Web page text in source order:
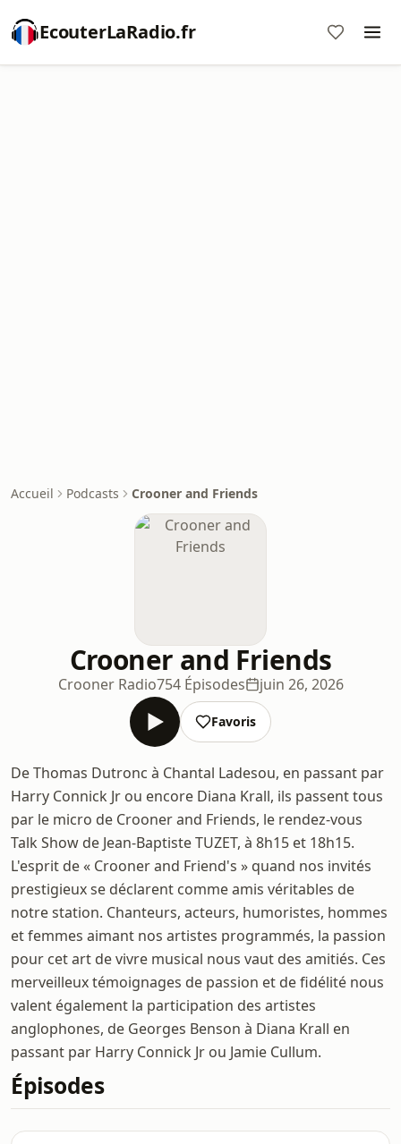
EcouterLaRadio.fr
Accueil Podcasts Crooner and Friends
Crooner and Friends
Crooner Radio754 Épisodes juin 26, 2026
Favoris
De Thomas Dutronc à Chantal Ladesou, en passant par
Harry Connick Jr ou encore Diana Krall, ils passent tous
par le micro de Crooner and Friends, le rendez-vous
Talk Show de Jean-Baptiste TUZET, à 8h15 et 18h15.
L'esprit de « Crooner and Friend's » quand nos invités
prestigieux se déclarent comme amis véritables de
notre station. Chanteurs, acteurs, humoristes, hommes
et femmes aimant nos artistes programmés, la passion
pour cet art de vivre musical nous vaut des amitiés. Ces
merveilleux témoignages de passion et de fidélité nous
valent également la participation des artistes
anglophones, de Georges Benson à Diana Krall en
passant par Harry Connick Jr ou Jamie Cullum.
Épisodes